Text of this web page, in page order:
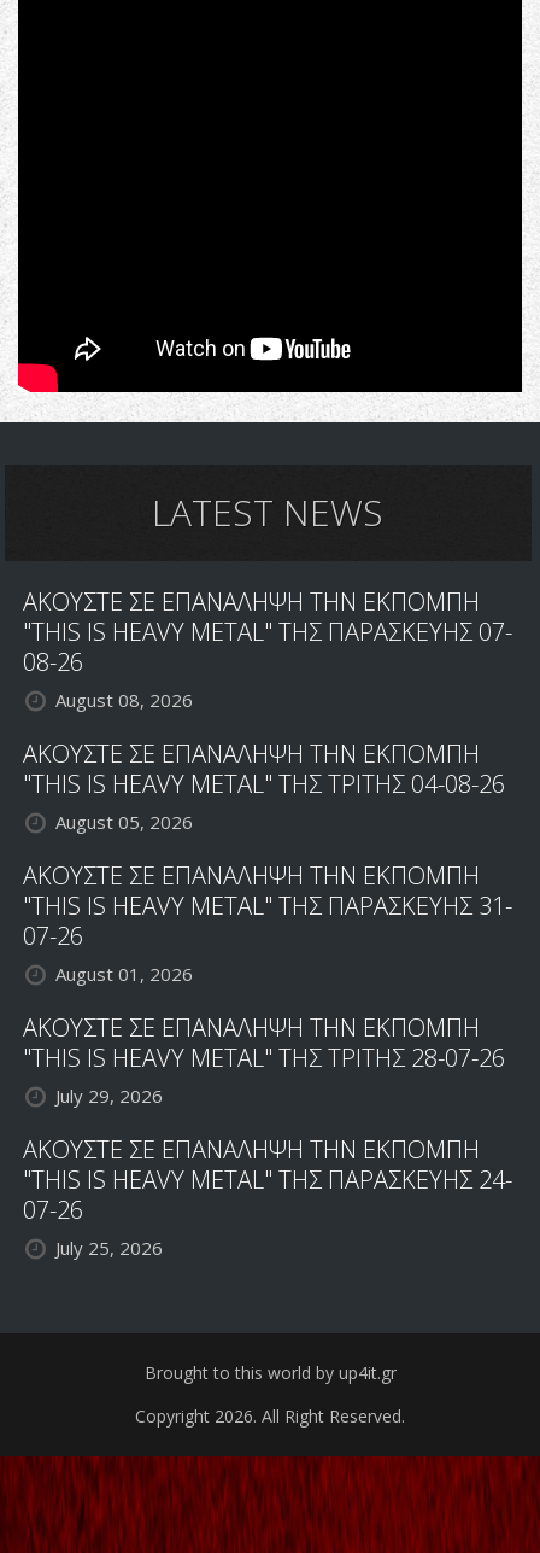
LATEST NEWS
ΑΚΟΥΣΤΕ ΣΕ ΕΠΑΝΑΛΗΨΗ ΤΗΝ ΕΚΠΟΜΠΗ
"THIS IS HEAVY METAL" ΤΗΣ ΠΑΡΑΣΚΕΥΗΣ 07-
08-26
August 08, 2026
ΑΚΟΥΣΤΕ ΣΕ ΕΠΑΝΑΛΗΨΗ ΤΗΝ ΕΚΠΟΜΠΗ
"THIS IS HEAVY METAL" ΤΗΣ ΤΡΙΤΗΣ 04-08-26
August 05, 2026
ΑΚΟΥΣΤΕ ΣΕ ΕΠΑΝΑΛΗΨΗ ΤΗΝ ΕΚΠΟΜΠΗ
"THIS IS HEAVY METAL" ΤΗΣ ΠΑΡΑΣΚΕΥΗΣ 31-
07-26
August 01, 2026
ΑΚΟΥΣΤΕ ΣΕ ΕΠΑΝΑΛΗΨΗ ΤΗΝ ΕΚΠΟΜΠΗ
"THIS IS HEAVY METAL" ΤΗΣ ΤΡΙΤΗΣ 28-07-26
July 29, 2026
ΑΚΟΥΣΤΕ ΣΕ ΕΠΑΝΑΛΗΨΗ ΤΗΝ ΕΚΠΟΜΠΗ
"THIS IS HEAVY METAL" ΤΗΣ ΠΑΡΑΣΚΕΥΗΣ 24-
07-26
July 25, 2026
Brought to this world by up4it.gr
Copyright 2026. All Right Reserved.